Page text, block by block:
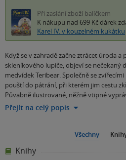
Při zaslání zboží balíčkem
K nákupu nad 699 Kč dárek
Karel IV. v kouzelném kukátku
Když se v zahradě začne ztrácet úroda
skleníkového lupiče, objeví se nečekaný
medvídek Teribear. Společně se
pouští do pátrání, při kterém jim cestu
Půvabně ilustrované, něžně vtipné
Přejít na celý popis
Všechny
Knihy